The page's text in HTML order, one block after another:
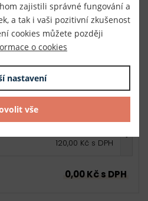
6,00 Kč s DPH / ks
120,00 Kč s DPH
0,00 Kč s DPH
120,00 Kč s DPH
0,00 Kč s DPH
zajistili správné fungování a
a tak i vaši pozitivní zkušenost
cookies můžete později
o cookies
nastavení
vše